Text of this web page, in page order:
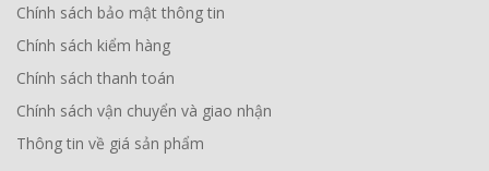
Chính sách bảo mật thông tin
Chính sách kiểm hàng
Chính sách thanh toán
Chính sách vận chuyển và giao nhận
Thông tin về giá sản phẩm